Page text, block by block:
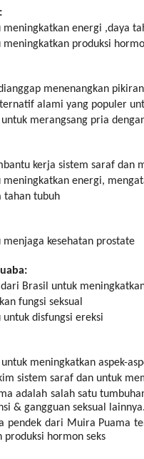
meningkatkan energi ,daya
meningkatkan produksi
menenangkan
alami yang populer
untuk merangsang pria
kerja sistem saraf dan
meningkatkan energi,
tahan tubuh
menjaga kesehatan prostate
dari Brasil untuk
fungsi seksual
disfungsi ereksi
meningkatkan aspek-
sistem saraf dan untuk
adalah salah satu
& gangguan seksual lainnya.
pendek dari Muira Puama
produksi hormon seks